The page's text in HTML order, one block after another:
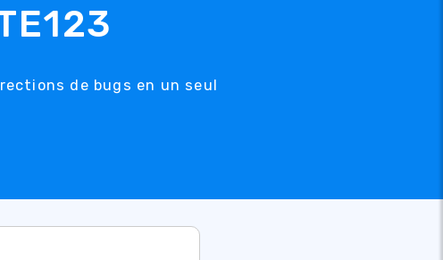
de bugs en un seul